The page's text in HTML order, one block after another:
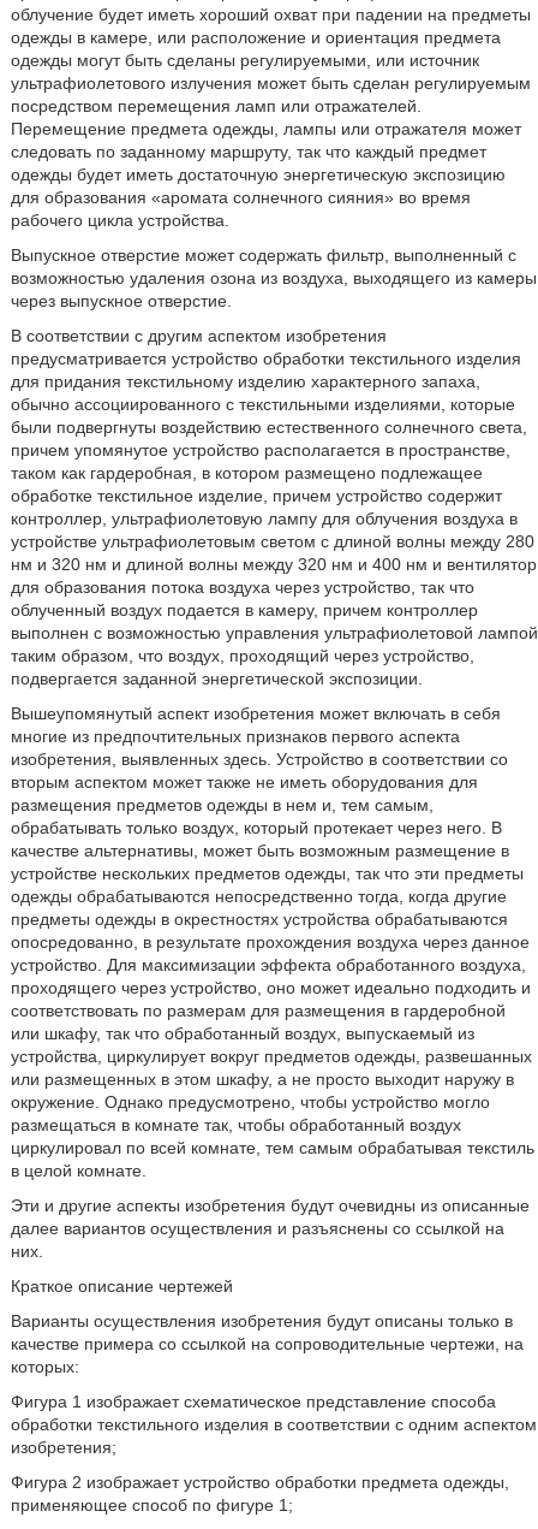
облучение будет иметь хороший охват при падении на предметы
одежды в камере, или расположение и ориентация предмета
одежды могут быть сделаны регулируемыми, или источник
ультрафиолетового излучения может быть сделан регулируемым
посредством перемещения ламп или отражателей.
Перемещение предмета одежды, лампы или отражателя может
следовать по заданному маршруту, так что каждый предмет
одежды будет иметь достаточную энергетическую экспозицию
для образования «аромата солнечного сияния» во время
рабочего цикла устройства.
Выпускное отверстие может содержать фильтр, выполненный с
возможностью удаления озона из воздуха, выходящего из камеры
через выпускное отверстие.
В соответствии с другим аспектом изобретения
предусматривается устройство обработки текстильного изделия
для придания текстильному изделию характерного запаха,
обычно ассоциированного с текстильными изделиями, которые
были подвергнуты воздействию естественного солнечного света,
причем упомянутое устройство располагается в пространстве,
таком как гардеробная, в котором размещено подлежащее
обработке текстильное изделие, причем устройство содержит
контроллер, ультрафиолетовую лампу для облучения воздуха в
устройстве ультрафиолетовым светом с длиной волны между 280
нм и 320 нм и длиной волны между 320 нм и 400 нм и вентилятор
для образования потока воздуха через устройство, так что
облученный воздух подается в камеру, причем контроллер
выполнен с возможностью управления ультрафиолетовой лампой
таким образом, что воздух, проходящий через устройство,
подвергается заданной энергетической экспозиции.
Вышеупомянутый аспект изобретения может включать в себя
многие из предпочтительных признаков первого аспекта
изобретения, выявленных здесь. Устройство в соответствии со
вторым аспектом может также не иметь оборудования для
размещения предметов одежды в нем и, тем самым,
обрабатывать только воздух, который протекает через него. В
качестве альтернативы, может быть возможным размещение в
устройстве нескольких предметов одежды, так что эти предметы
одежды обрабатываются непосредственно тогда, когда другие
предметы одежды в окрестностях устройства обрабатываются
опосредованно, в результате прохождения воздуха через данное
устройство. Для максимизации эффекта обработанного воздуха,
проходящего через устройство, оно может идеально подходить и
соответствовать по размерам для размещения в гардеробной
или шкафу, так что обработанный воздух, выпускаемый из
устройства, циркулирует вокруг предметов одежды, развешанных
или размещенных в этом шкафу, а не просто выходит наружу в
окружение. Однако предусмотрено, чтобы устройство могло
размещаться в комнате так, чтобы обработанный воздух
циркулировал по всей комнате, тем самым обрабатывая текстиль
в целой комнате.
Эти и другие аспекты изобретения будут очевидны из описанные
далее вариантов осуществления и разъяснены со ссылкой на
них.
Краткое описание чертежей
Варианты осуществления изобретения будут описаны только в
качестве примера со ссылкой на сопроводительные чертежи, на
которых:
Фигура 1 изображает схематическое представление способа
обработки текстильного изделия в соответствии с одним аспектом
изобретения;
Фигура 2 изображает устройство обработки предмета одежды,
применяющее способ по фигуре 1;